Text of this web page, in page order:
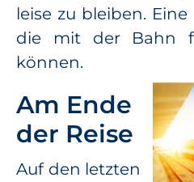
leise zu bleiben.
die mit der Bahn
können.
Am Ende
der Reise
Auf den letzten